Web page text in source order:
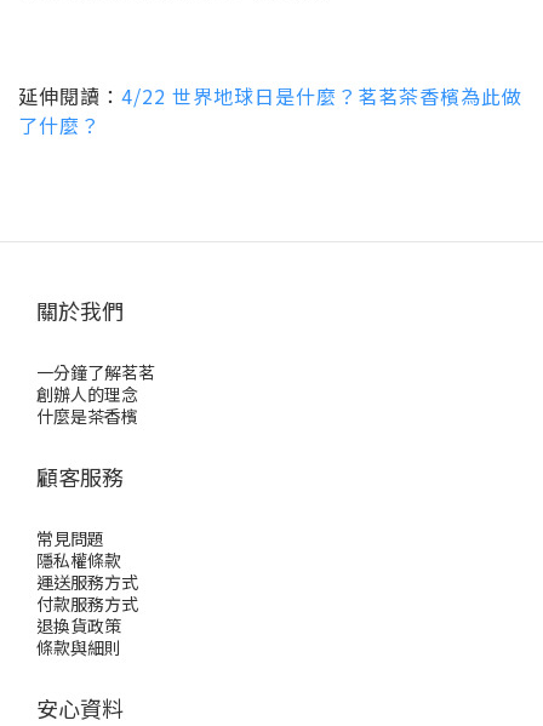
延伸閱讀： 4/22 世界地球日是什麼？茗茗茶香檳為此做
了什麼？
關於我們
一分鐘了解茗茗
創辦人的理念
什麼是茶香檳
顧客服務
常見問題
隱私權條款
運送服務方式
付款服務方式
退換貨政策
條款與細則
安心資料